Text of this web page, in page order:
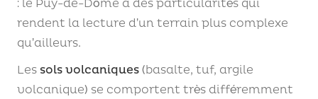
: le Puy-de-Dôme a des particularités qui
rendent la lecture d’un terrain plus complexe
qu’ailleurs.
Les sols volcaniques (basalte, tuf, argile
volcanique) se comportent très différemment